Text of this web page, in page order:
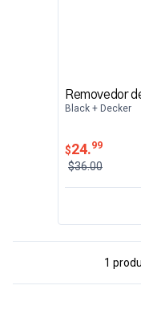
Removedor
Black + Decker
$24.99
$36.00
1